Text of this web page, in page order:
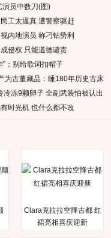
演员中数刀(图)
工太逼真 遭警察驱赶
内地演员 称刁钻势利
侵权 只能道德谴责
”：别给歌词扣帽子
为古董藏品：睡180年历史古床
冷冻9颗卵子 全副武装怕被认出
时光机 也什么都不改
Clara克拉拉空降古都 红
裙亮相喜庆迎新